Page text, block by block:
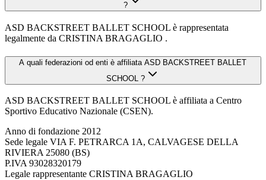
?
ASD BACKSTREET BALLET SCHOOL è rappresentata
legalmente da CRISTINA BRAGAGLIO .
A quali federazioni od enti è affiliata ASD BACKSTREET BALLET
SCHOOL ?
ASD BACKSTREET BALLET SCHOOL è affiliata a Centro
Sportivo Educativo Nazionale (CSEN).
Anno di fondazione 2012
Sede legale VIA F. PETRARCA 1A, CALVAGESE DELLA
RIVIERA 25080 (BS)
P.IVA 93028320179
Legale rappresentante CRISTINA BRAGAGLIO